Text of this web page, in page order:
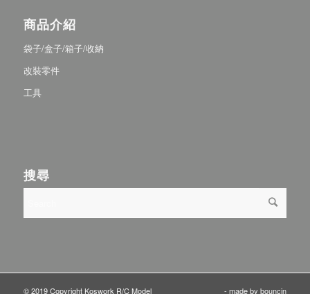
商品介紹
袋子/盒子/箱子/收納
改裝零件
工具
搜尋
© 2019 Copyright Koswork R/C Model - made bybouncin